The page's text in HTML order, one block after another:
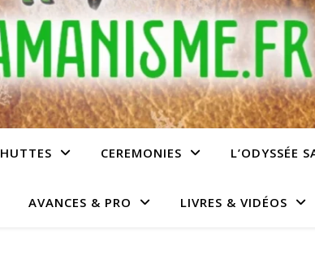
HUTTES CEREMONIES L’ODYSSÉE
AVANCES & PRO LIVRES & VIDÉOS